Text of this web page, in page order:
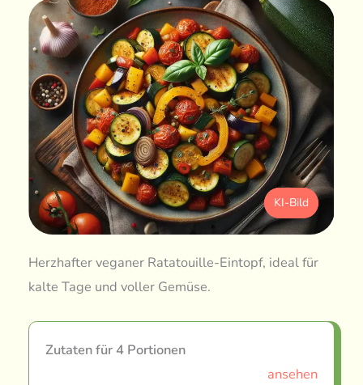
KI-Bild
Herzhafter veganer Ratatouille-Eintopf, ideal für
kalte Tage und voller Gemüse.
Zutaten für 4 Portionen
ansehen